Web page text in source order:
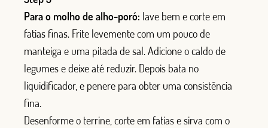
Para o molho de alho-poró: lave bem e corte em
fatias finas. Frite levemente com um pouco de
manteiga e uma pitada de sal. Adicione o caldo de
legumes e deixe até reduzir. Depois bata no
liquidificador, e penere para obter uma consistência
fina.
Desenforme o terrine, corte em fatias e sirva com o